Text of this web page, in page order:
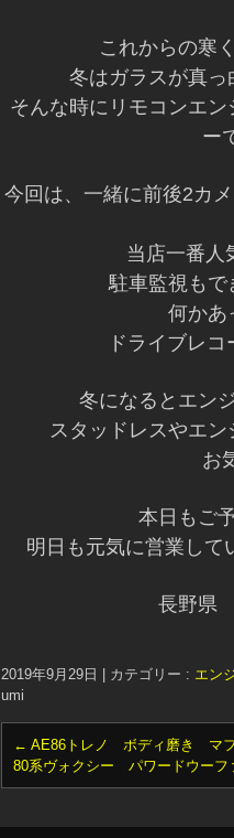
これからの寒
冬はガラスが真っ
そんな時にリモコンエ
ー
今回は、一緒に前後2カ
当店一番人
駐車監視もで
何かあ
ドライブレ
冬になるとエン
スタッドレスやエ
お
本日もご
明日も元気に営業して
長野県
2019年9月29日 カテゴリー : エン
umi
← AE86トレノ ボディ磨き マ
80系ヴォクシー パワードウーフ